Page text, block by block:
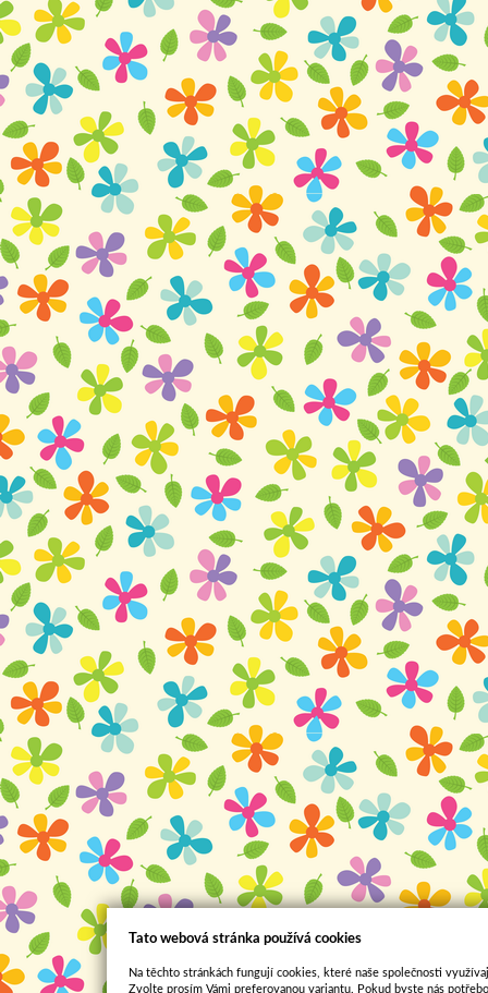
Tato webová stránka používá cookies
Na těchto stránkách fungují cookies, které naše společnosti
Zvolte prosím Vámi preferovanou variantu. Pokud byste nás